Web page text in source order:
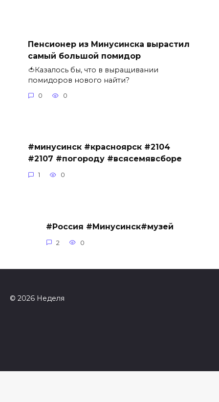
Пенсионер из Минусинска вырастил
самый большой помидор
🍅Казалось бы, что в выращивании
помидоров нового найти?
0 0
#минусинск #красноярск #2104
#2107 #погороду #всясемявсборе
1 0
#Россия #Минусинск#музей
2 0
© 2026 Неделя